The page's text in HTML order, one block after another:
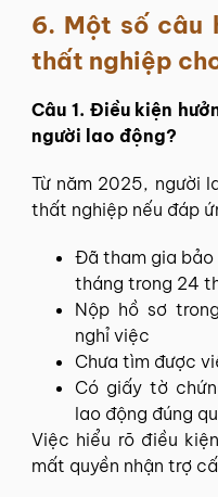
6. Một số câu
thất nghiệp
Câu 1. Điều kiện
người lao động?
Từ năm 2025, người
thất nghiệp nếu đáp
Đã tham gia bảo
tháng trong 24
Nộp hồ sơ
nghỉ việc
Chưa tìm được
Có giấy tờ
lao động đúng
Việc hiểu rõ điều
mất quyền nhận trợ